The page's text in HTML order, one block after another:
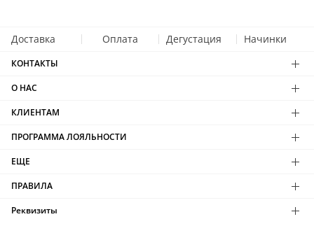
Доставка Оплата Дегустация Начинки
КОНТАКТЫ
О НАС
КЛИЕНТАМ
ПРОГРАММА ЛОЯЛЬНОСТИ
ЕЩЕ
ПРАВИЛА
Реквизиты